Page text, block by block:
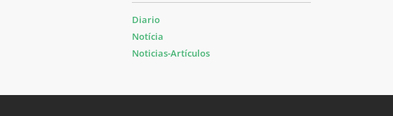
Diario
Notícia
Noticias-Artículos